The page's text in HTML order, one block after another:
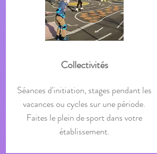
Collectivités
Séances d'initiation, stages pendant les
vacances ou cycles sur une période.
Faites le plein de sport dans votre
établissement.